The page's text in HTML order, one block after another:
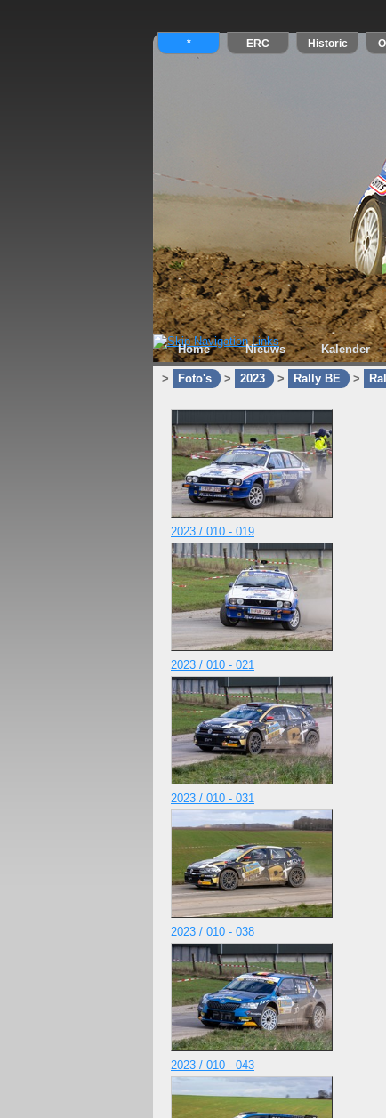
Home Nieuws Kalender
> Foto's > 2023 > Rally BE >
2023 / 010 - 019
2023 / 010 - 021
2023 / 010 - 031
2023 / 010 - 038
2023 / 010 - 043